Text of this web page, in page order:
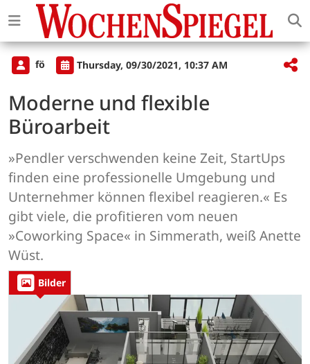
fö Thursday, 09/30/2021, 10:37 AM
Moderne und flexible
Büroarbeit
»Pendler verschwenden keine Zeit, StartUps
finden eine professionelle Umgebung und
Unternehmer können flexibel reagieren.« Es
gibt viele, die profitieren vom neuen
»Coworking Space« in Simmerath, weiß Anette
Wüst.
Bilder